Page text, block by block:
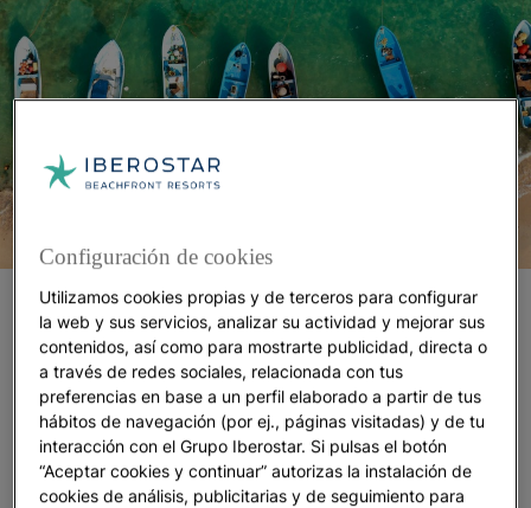
Parque Nacional Arrecife de Puerto Morelos
Cerca de Playa Paraíso, se localiza el Parque
Nacional Arrecife de Puerto Morelos, uno de
mejores sitios para practicar buceo en Riviera Maya,
así como el snorkel, y también uno de los más
cercanos al complejo Iberostar Playa Paraíso, que
acoge un centro de submarinismo Dressel Divers en
Configuración de cookies
Utilizamos cookies propias y de terceros para configurar
la web y sus servicios, analizar su actividad y mejorar sus
contenidos, así como para mostrarte publicidad, directa o
a través de redes sociales, relacionada con tus
preferencias en base a un perfil elaborado a partir de tus
hábitos de navegación (por ej., páginas visitadas) y de tu
interacción con el Grupo Iberostar. Si pulsas el botón
“Aceptar cookies y continuar” autorizas la instalación de
cookies de análisis, publicitarias y de seguimiento para